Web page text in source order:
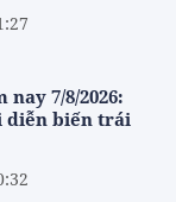
nay 7/8/2026:
diễn biến trái